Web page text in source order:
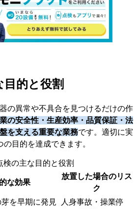
的と役割
の異常や不具合を見つけるだけの作
の安全性・生産効率・品質保証・法
を支える重要な業務です。適切に実
目的を達成できます。
検の主な目的と役割
な効果
放置した場合のリス
ク
を早期に発見
人身事故・操業停